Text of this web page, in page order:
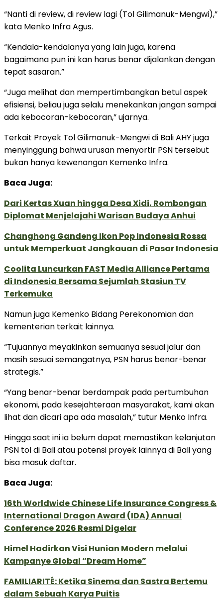
“Nanti di review, di review lagi (Tol Gilimanuk-Mengwi),”
kata Menko Infra Agus.
“Kendala-kendalanya yang lain juga, karena
bagaimana pun ini kan harus benar dijalankan dengan
tepat sasaran.”
“Juga melihat dan mempertimbangkan betul aspek
efisiensi, beliau juga selalu menekankan jangan sampai
ada kebocoran-kebocoran,” ujarnya.
Terkait Proyek Tol Gilimanuk-Mengwi di Bali AHY juga
menyinggung bahwa urusan menyortir PSN tersebut
bukan hanya kewenangan Kemenko Infra.
Baca Juga:
Dari Kertas Xuan hingga Desa Xidi, Rombongan
Diplomat Menjelajahi Warisan Budaya Anhui
Changhong Gandeng Ikon Pop Indonesia Rossa
untuk Memperkuat Jangkauan di Pasar Indonesia
Coolita Luncurkan FAST Media Alliance Pertama
di Indonesia Bersama Sejumlah Stasiun TV
Terkemuka
Namun juga Kemenko Bidang Perekonomian dan
kementerian terkait lainnya.
“Tujuannya meyakinkan semuanya sesuai jalur dan
masih sesuai semangatnya, PSN harus benar-benar
strategis.”
“Yang benar-benar berdampak pada pertumbuhan
ekonomi, pada kesejahteraan masyarakat, kami akan
lihat dan dicari apa ada masalah,” tutur Menko Infra.
Hingga saat ini ia belum dapat memastikan kelanjutan
PSN tol di Bali atau potensi proyek lainnya di Bali yang
bisa masuk daftar.
Baca Juga:
16th Worldwide Chinese Life Insurance Congress &
International Dragon Award (IDA) Annual
Conference 2026 Resmi Digelar
Himel Hadirkan Visi Hunian Modern melalui
Kampanye Global “Dream Home”
FAMILIARITÉ: Ketika Sinema dan Sastra Bertemu
dalam Sebuah Karya Puitis